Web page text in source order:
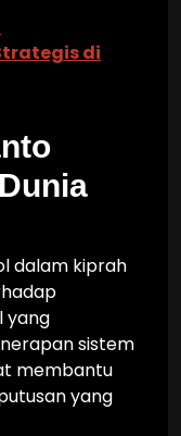
di
dalam kiprah
yang
sistem
membantu
yang